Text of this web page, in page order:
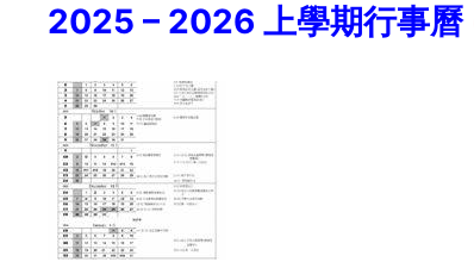
2025 – 2026 上學期行事曆